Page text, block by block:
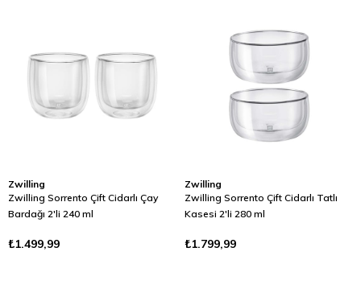
Zwilling
Zwilling Sorrento Çift Cidarlı Çay
Bardağı 2'li 240 ml
₺1.499,99
Zwilling
Zwilling Sorrento Çift Cidarlı Tatlı
Kasesi 2'li 280 ml
₺1.799,99